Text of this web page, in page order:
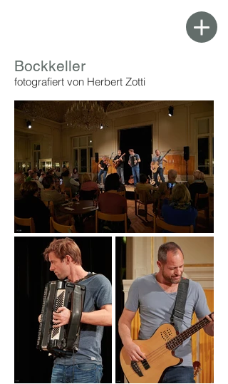
Bockkeller
fotografiert von Herbert Zotti